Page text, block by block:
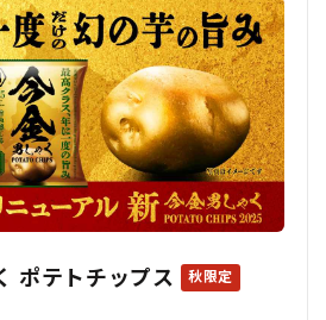
ポテトチップス 秋限定